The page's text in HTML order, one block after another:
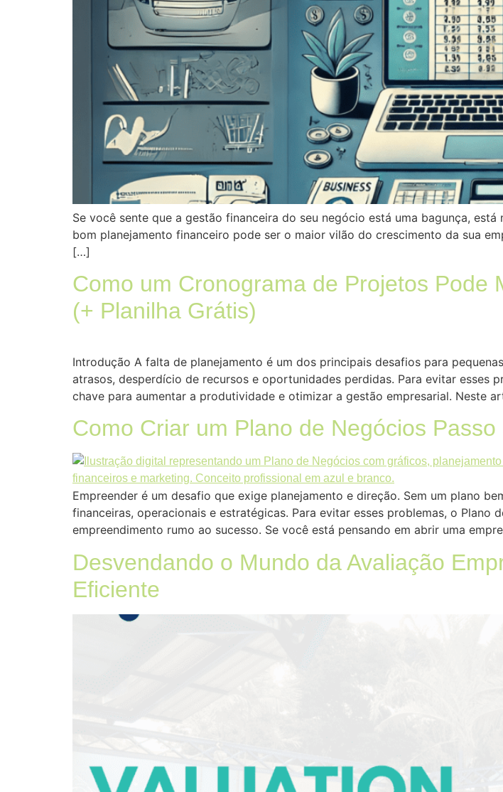
Se você sente que a gestão financeira do seu negócio está uma bagunça,
bom planejamento financeiro pode ser o maior vilão do crescimento da sua
[…]
Como um Cronograma de Projetos Pode
(+ Planilha Grátis)
Introdução A falta de planejamento é um dos principais desafios para
atrasos, desperdício de recursos e oportunidades perdidas. Para evitar esses
chave para aumentar a produtividade e otimizar a gestão empresarial. Neste
Como Criar um Plano de Negócios
Empreender é um desafio que exige planejamento e direção. Sem um plano
financeiras, operacionais e estratégicas. Para evitar esses problemas, o Plano
empreendimento rumo ao sucesso. Se você está pensando em abrir uma
Desvendando o Mundo da Avaliação
Eficiente